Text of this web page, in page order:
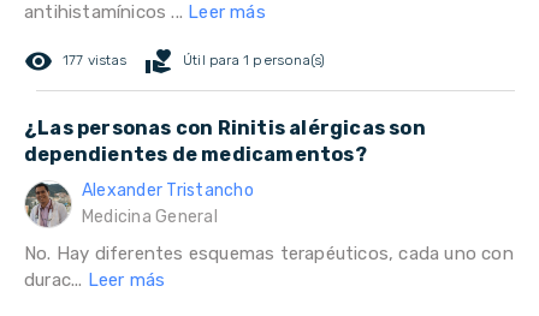
antihistamínicos ... Leer más
remove_red_eye 177 vistas volunteer_activism Útil para 1 persona(s)
¿Las personas con Rinitis alérgicas son
dependientes de medicamentos?
Alexander Tristancho
Medicina General
No. Hay diferentes esquemas terapéuticos, cada uno con
durac... Leer más